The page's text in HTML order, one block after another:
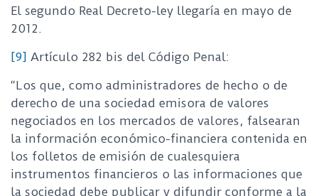
El segundo Real Decreto-ley llegaría en mayo de
2012.
[9] Artículo 282 bis del Código Penal:
“Los que, como administradores de hecho o de
derecho de una sociedad emisora de valores
negociados en los mercados de valores, falsearan
la información económico-financiera contenida en
los folletos de emisión de cualesquiera
instrumentos financieros o las informaciones que
la sociedad debe publicar y difundir conforme a la